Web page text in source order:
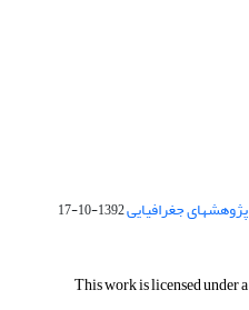
1392-10-17
This work is licensed under a